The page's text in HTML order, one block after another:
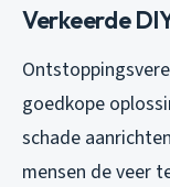
Verkeerde
goedkope
schade
mensen de veer